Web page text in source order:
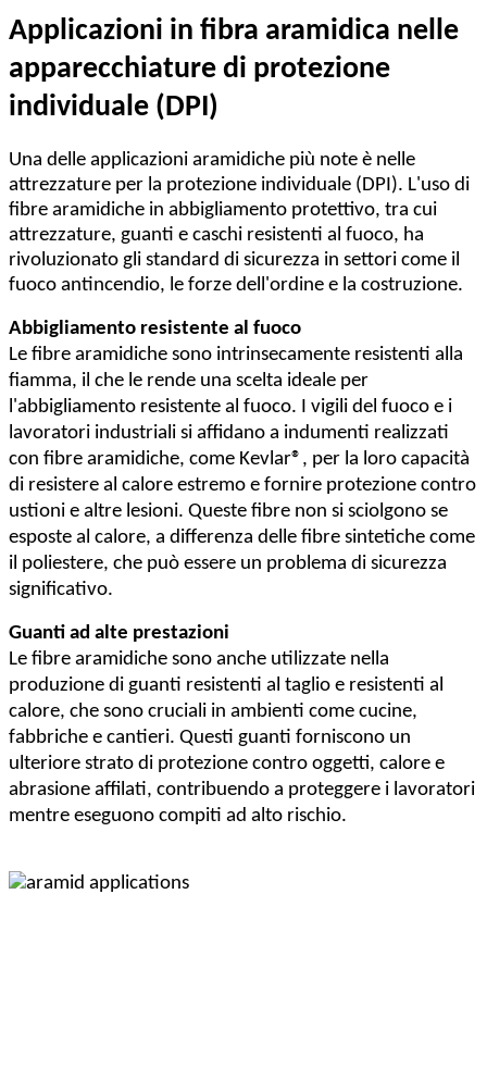
Applicazioni in fibra aramidica nelle
apparecchiature di protezione
individuale (DPI)
Una delle applicazioni aramidiche più note è nelle
attrezzature per la protezione individuale (DPI). L'uso di
fibre aramidiche in abbigliamento protettivo, tra cui
attrezzature, guanti e caschi resistenti al fuoco, ha
rivoluzionato gli standard di sicurezza in settori come il
fuoco antincendio, le forze dell'ordine e la costruzione.
Abbigliamento resistente al fuoco
Le fibre aramidiche sono intrinsecamente resistenti alla
fiamma, il che le rende una scelta ideale per
l'abbigliamento resistente al fuoco. I vigili del fuoco e i
lavoratori industriali si affidano a indumenti realizzati
con fibre aramidiche, come Kevlar®, per la loro capacità
di resistere al calore estremo e fornire protezione contro
ustioni e altre lesioni. Queste fibre non si sciolgono se
esposte al calore, a differenza delle fibre sintetiche come
il poliestere, che può essere un problema di sicurezza
significativo.
Guanti ad alte prestazioni
Le fibre aramidiche sono anche utilizzate nella
produzione di guanti resistenti al taglio e resistenti al
calore, che sono cruciali in ambienti come cucine,
fabbriche e cantieri. Questi guanti forniscono un
ulteriore strato di protezione contro oggetti, calore e
abrasione affilati, contribuendo a proteggere i lavoratori
mentre eseguono compiti ad alto rischio.